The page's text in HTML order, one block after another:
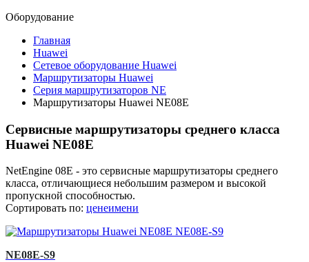
Оборудование
Главная
Huawei
Сетевое оборудование Huawei
Маршрутизаторы Huawei
Серия маршрутизаторов NE
Маршрутизаторы Huawei NE08E
Сервисные маршрутизаторы среднего класса
Huawei NE08E
NetEngine 08E - это сервисные маршрутизаторы среднего
класса, отличающиеся небольшим размером и высокой
пропускной способностью.
Сортировать по: ценеимени
NE08E-S9